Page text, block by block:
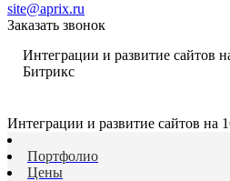
site@aprix.ru
Заказать звонок
Интеграции и развитие сайтов
Битрикс
Интеграции и развитие сайтов на
Портфолио
Цены